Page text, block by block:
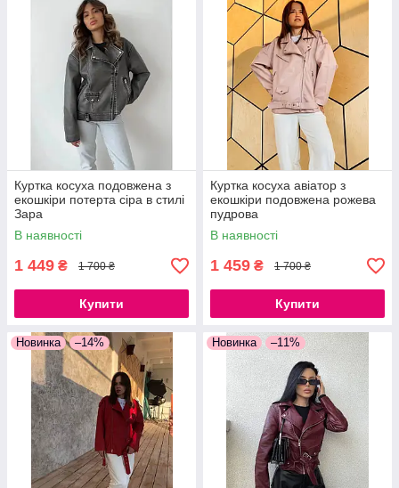
Куртка косуха подовжена з
екошкіри потерта сіра в стилі
Зара
В наявності
1 449 ₴ 1 700 ₴
Купити
Куртка косуха авіатор з
екошкіри подовжена рожева
пудрова
В наявності
1 459 ₴ 1 700 ₴
Купити
Новинка –14% Новинка –11%